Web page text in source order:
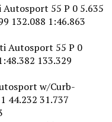
Autosport 55 P 0 5.635
132.088 1:46.863
Autosport 55 P 0
133.329
w/Curb-
44.232 31.737